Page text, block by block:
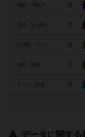
戦略・判断力 0
0
0
0
アート・外見 0
データに関する